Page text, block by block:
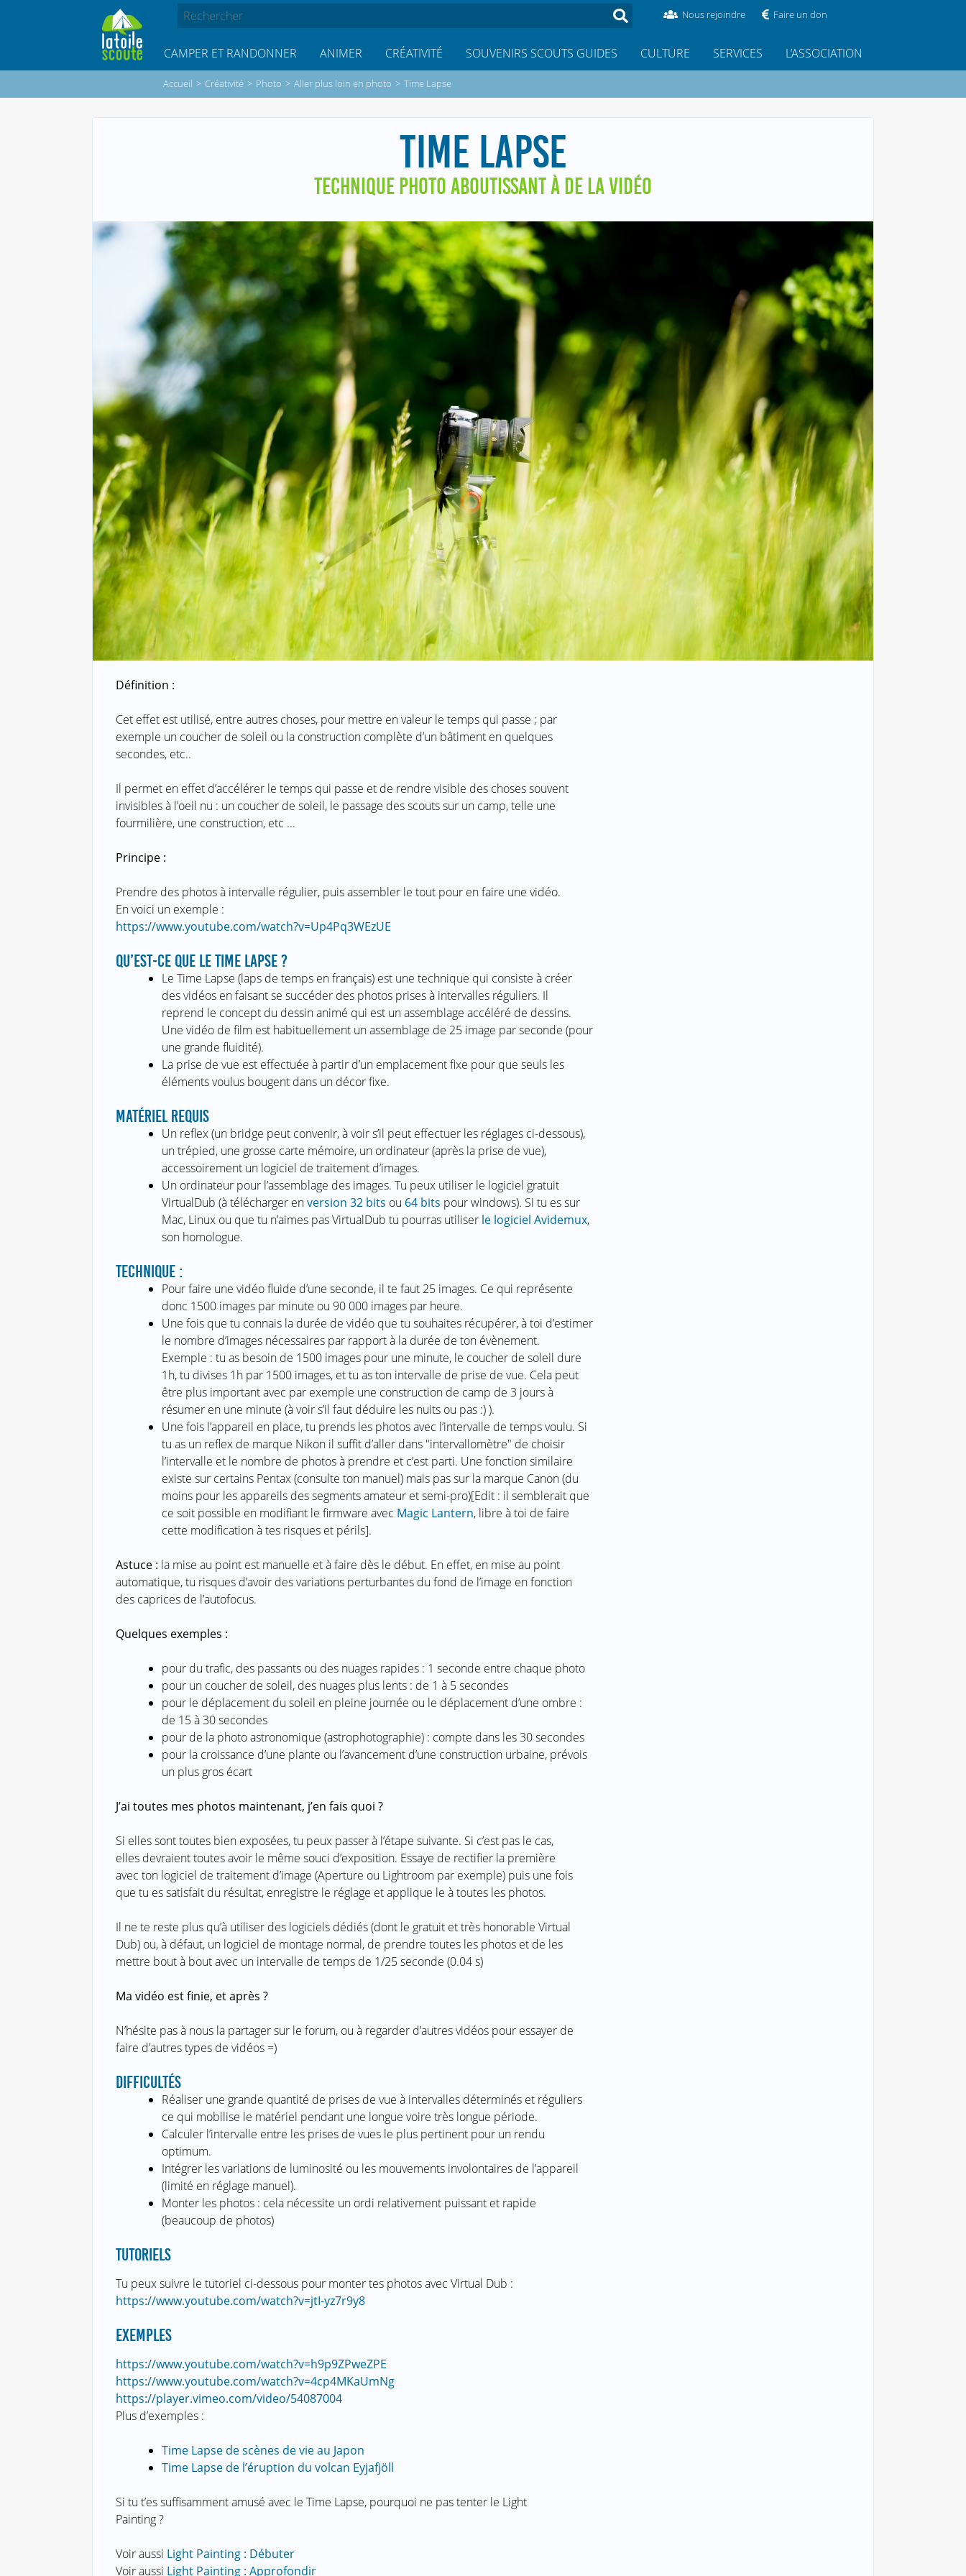
Nous rejoindre Faire un don
CAMPER ET RANDONNER ANIMER CRÉATIVITÉ SOUVENIRS SCOUTS GUIDES CULTURE SERVICES L’ASSOCIATION
Accueil > Créativité > Photo > Aller plus loin en photo > Time Lapse
TIME LAPSE
TECHNIQUE PHOTO ABOUTISSANT À DE LA VIDÉO
Définition :
Cet effet est utilisé, entre autres choses, pour mettre en valeur le temps qui passe ; par
exemple un coucher de soleil ou la construction complète d’un bâtiment en quelques
secondes, etc..
Il permet en effet d’accélérer le temps qui passe et de rendre visible des choses souvent
invisibles à l’oeil nu : un coucher de soleil, le passage des scouts sur un camp, telle une
fourmilière, une construction, etc ...
Principe :
Prendre des photos à intervalle régulier, puis assembler le tout pour en faire une vidéo.
En voici un exemple :
https://www.youtube.com/watch?v=Up4Pq3WEzUE
QU’EST-CE QUE LE TIME LAPSE ?
Le Time Lapse (laps de temps en français) est une technique qui consiste à créer
des vidéos en faisant se succéder des photos prises à intervalles réguliers. Il
reprend le concept du dessin animé qui est un assemblage accéléré de dessins.
Une vidéo de film est habituellement un assemblage de 25 image par seconde (pour
une grande fluidité).
La prise de vue est effectuée à partir d’un emplacement fixe pour que seuls les
éléments voulus bougent dans un décor fixe.
MATÉRIEL REQUIS
Un reflex (un bridge peut convenir, à voir s’il peut effectuer les réglages ci-dessous),
un trépied, une grosse carte mémoire, un ordinateur (après la prise de vue),
accessoirement un logiciel de traitement d’images.
Un ordinateur pour l’assemblage des images. Tu peux utiliser le logiciel gratuit
VirtualDub (à télécharger enversion 32 bits ou 64 bits pour windows). Si tu es sur
Mac, Linux ou que tu n’aimes pas VirtualDub tu pourras utiliser le logiciel Avidemux,
son homologue.
TECHNIQUE :
Pour faire une vidéo fluide d’une seconde, il te faut 25 images. Ce qui représente
donc 1500 images par minute ou 90 000 images par heure.
Une fois que tu connais la durée de vidéo que tu souhaites récupérer, à toi d’estimer
le nombre d’images nécessaires par rapport à la durée de ton évènement.
Exemple : tu as besoin de 1500 images pour une minute, le coucher de soleil dure
1h, tu divises 1h par 1500 images, et tu as ton intervalle de prise de vue. Cela peut
être plus important avec par exemple une construction de camp de 3 jours à
résumer en une minute (à voir s’il faut déduire les nuits ou pas :) ).
Une fois l’appareil en place, tu prends les photos avec l’intervalle de temps voulu. Si
tu as un reflex de marque Nikon il suffit d’aller dans "intervallomètre" de choisir
l’intervalle et le nombre de photos à prendre et c’est parti. Une fonction similaire
existe sur certains Pentax (consulte ton manuel) mais pas sur la marque Canon (du
moins pour les appareils des segments amateur et semi-pro)[Edit : il semblerait que
ce soit possible en modifiant le firmware avec Magic Lantern, libre à toi de faire
cette modification à tes risques et périls].
Astuce : la mise au point est manuelle et à faire dès le début. En effet, en mise au point
automatique, tu risques d’avoir des variations perturbantes du fond de l’image en fonction
des caprices de l’autofocus.
Quelques exemples :
pour du trafic, des passants ou des nuages rapides : 1 seconde entre chaque photo
pour un coucher de soleil, des nuages plus lents : de 1 à 5 secondes
pour le déplacement du soleil en pleine journée ou le déplacement d’une ombre :
de 15 à 30 secondes
pour de la photo astronomique (astrophotographie) : compte dans les 30 secondes
pour la croissance d’une plante ou l’avancement d’une construction urbaine, prévois
un plus gros écart
J’ai toutes mes photos maintenant, j’en fais quoi ?
Si elles sont toutes bien exposées, tu peux passer à l’étape suivante. Si c’est pas le cas,
elles devraient toutes avoir le même souci d’exposition. Essaye de rectifier la première
avec ton logiciel de traitement d’image (Aperture ou Lightroom par exemple) puis une fois
que tu es satisfait du résultat, enregistre le réglage et applique le à toutes les photos.
Il ne te reste plus qu’à utiliser des logiciels dédiés (dont le gratuit et très honorable Virtual
Dub) ou, à défaut, un logiciel de montage normal, de prendre toutes les photos et de les
mettre bout à bout avec un intervalle de temps de 1/25 seconde (0.04 s)
Ma vidéo est finie, et après ?
N’hésite pas à nous la partager sur le forum, ou à regarder d’autres vidéos pour essayer de
faire d’autres types de vidéos =)
DIFFICULTÉS
Réaliser une grande quantité de prises de vue à intervalles déterminés et réguliers
ce qui mobilise le matériel pendant une longue voire très longue période.
Calculer l’intervalle entre les prises de vues le plus pertinent pour un rendu
optimum.
Intégrer les variations de luminosité ou les mouvements involontaires de l’appareil
(limité en réglage manuel).
Monter les photos : cela nécessite un ordi relativement puissant et rapide
(beaucoup de photos)
TUTORIELS
Tu peux suivre le tutoriel ci-dessous pour monter tes photos avec Virtual Dub :
https://www.youtube.com/watch?v=jtI-yz7r9y8
EXEMPLES
https://www.youtube.com/watch?v=h9p9ZPweZPE
https://www.youtube.com/watch?v=4cp4MKaUmNg
https://player.vimeo.com/video/54087004
Plus d’exemples :
Time Lapse de scènes de vie au Japon
Time Lapse de l’éruption du volcan Eyjafjöll
Si tu t’es suffisamment amusé avec le Time Lapse, pourquoi ne pas tenter le Light
Painting ?
Voir aussi Light Painting : Débuter
Voir aussi Light Painting : Approfondir